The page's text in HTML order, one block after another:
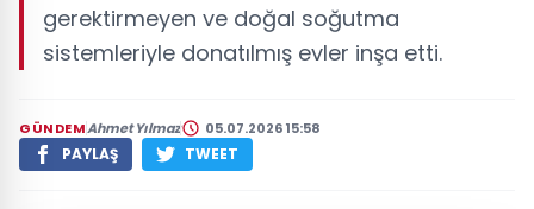
gerektirmeyen ve doğal soğutma
sistemleriyle donatılmış evler inşa etti.
GÜNDEMAhmet Yılmaz 05.07.2026 15:58
PAYLAŞ TWEET